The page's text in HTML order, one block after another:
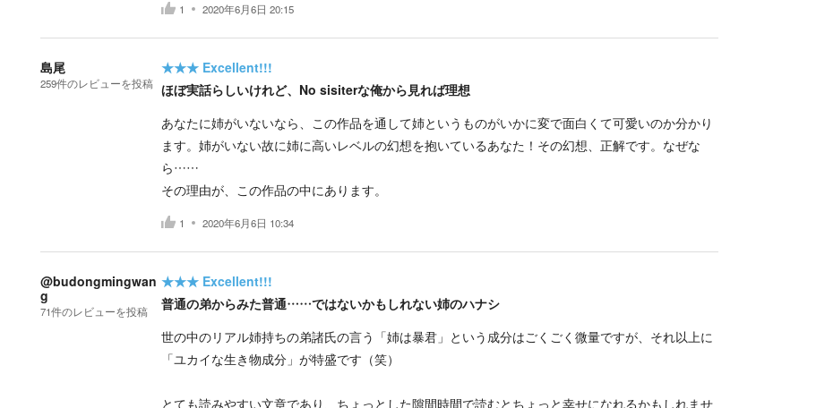
1 2020年6月6日 20:15
島尾
259件のレビューを投稿
★★★ Excellent!!!
ほぼ実話らしいけれど、No sisiterな俺から見れば理想
あなたに姉がいないなら、この作品を通して姉というものがいかに変で面白くて可愛いのか分かり
ます。姉がいない故に姉に高いレベルの幻想を抱いているあなた！その幻想、正解です。なぜな
ら……
その理由が、この作品の中にあります。
1 2020年6月6日 10:34
@budongmingwan
g
71件のレビューを投稿
★★★ Excellent!!!
普通の弟からみた普通……ではないかもしれない姉のハナシ
世の中のリアル姉持ちの弟諸氏の言う「姉は暴君」という成分はごくごく微量ですが、それ以上に
「ユカイな生き物成分」が特盛です（笑）
とても読みやすい文章であり、ちょっとした隙間時間で読むとちょっと幸せになれるかもしれませ